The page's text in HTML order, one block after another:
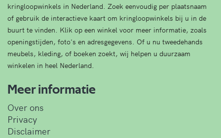
kringloopwinkels in Nederland. Zoek eenvoudig per plaatsnaam
of gebruik de interactieve kaart om kringloopwinkels bij u in de
buurt te vinden. Klik op een winkel voor meer informatie, zoals
openingstijden, foto's en adresgegevens. Of u nu tweedehands
meubels, kleding, of boeken zoekt, wij helpen u duurzaam
winkelen in heel Nederland.
Meer informatie
Over ons
Privacy
Disclaimer